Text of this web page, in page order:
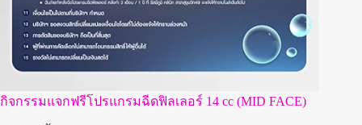
กิจกรรมแจกฟรีโปรแกรมฉีดฟิลเลอร์ 14 cc (MID FACE)